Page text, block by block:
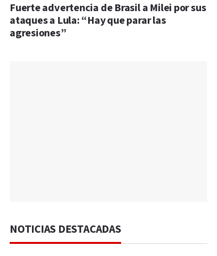
Fuerte advertencia de Brasil a Milei por sus
ataques a Lula: “Hay que parar las
agresiones”
NOTICIAS DESTACADAS